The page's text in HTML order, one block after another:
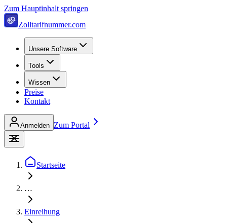
Zum Hauptinhalt springen
Zolltarifnummer.com
Unsere Software
Tools
Wissen
Preise
Kontakt
Anmelden Zum Portal
Startseite
…
Einreihung